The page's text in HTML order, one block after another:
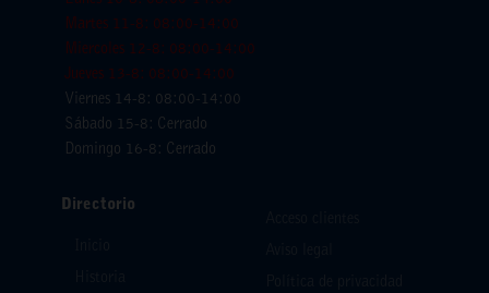
Directorio
Martes 11-8: 08:00-14:00
Miercoles 12-8: 08:00-14:00
Jueves 13-8: 08:00-14:00
Viernes 14-8: 08:00-14:00
Sábado 15-8: Cerrado
Domingo 16-8: Cerrado